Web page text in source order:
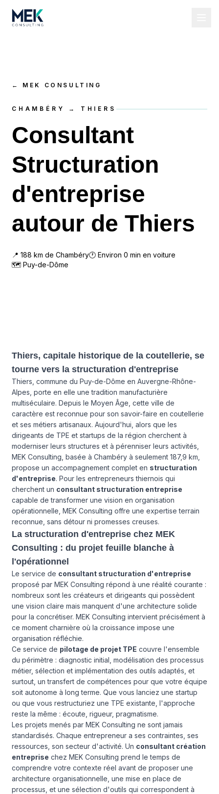
← MEK CONSULTING
CHAMBÉRY → THIERS
Consultant
Structuration
d'entreprise
autour de Thiers
📍 188 km de Chambéry🕐 Environ 0 min en voiture
🗺 Puy-de-Dôme
Thiers, capitale historique de la coutellerie, se
tourne vers la structuration d'entreprise
Thiers, commune du Puy-de-Dôme en Auvergne-Rhône-
Alpes, porte en elle une tradition manufacturière
multiséculaire. Depuis le Moyen Âge, cette ville de
caractère est reconnue pour son savoir-faire en coutellerie
et ses métiers artisanaux. Aujourd'hui, alors que les
dirigeants de TPE et startups de la région cherchent à
moderniser leurs structures et à pérenniser leurs activités,
MEK Consulting, basée à Chambéry à seulement 187,9 km,
propose un accompagnement complet en structuration
d'entreprise. Pour les entrepreneurs thiernois qui
cherchent un consultant structuration entreprise
capable de transformer une vision en organisation
opérationnelle, MEK Consulting offre une expertise terrain
reconnue, sans détour ni promesses creuses.
La structuration d'entreprise chez MEK
Consulting : du projet feuille blanche à
l'opérationnel
Le service de consultant structuration d'entreprise
proposé par MEK Consulting répond à une réalité courante :
nombreux sont les créateurs et dirigeants qui possèdent
une vision claire mais manquent d'une architecture solide
pour la concrétiser. MEK Consulting intervient précisément à
ce moment charnière où la croissance impose une
organisation réfléchie.
Ce service de pilotage de projet TPE couvre l'ensemble
du périmètre : diagnostic initial, modélisation des processus
métier, sélection et implémentation des outils adaptés, et
surtout, un transfert de compétences pour que votre équipe
soit autonome à long terme. Que vous lanciez une startup
ou que vous restructuriez une TPE existante, l'approche
reste la même : écoute, rigueur, pragmatisme.
Les projets menés par MEK Consulting ne sont jamais
standardisés. Chaque entrepreneur a ses contraintes, ses
ressources, son secteur d'activité. Un consultant création
entreprise chez MEK Consulting prend le temps de
comprendre votre contexte réel avant de proposer une
architecture organisationnelle, une mise en place de
processus, et une sélection d'outils qui correspondent à